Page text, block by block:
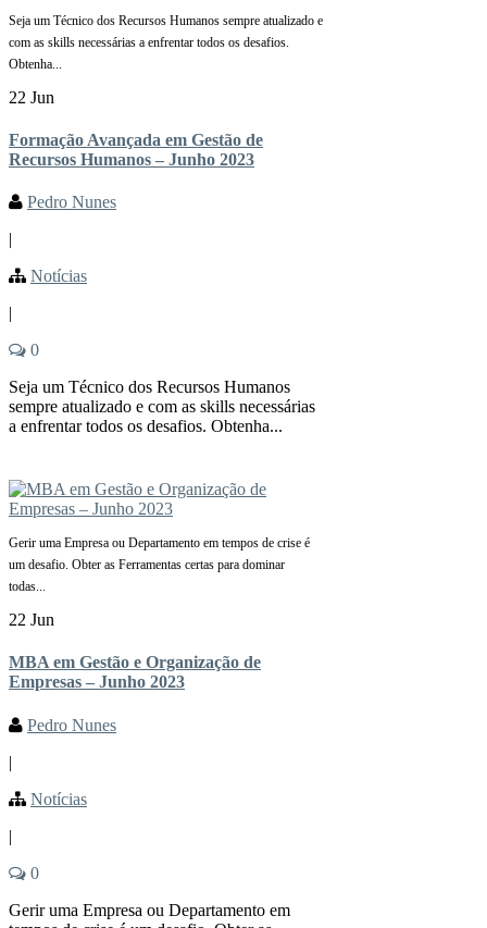
Seja um Técnico dos Recursos Humanos sempre atualizado e
com as skills necessárias a enfrentar todos os desafios.
Obtenha...
22 Jun
Formação Avançada em Gestão de
Recursos Humanos – Junho 2023
Pedro Nunes
|
Notícias
|
0
Seja um Técnico dos Recursos Humanos
sempre atualizado e com as skills necessárias
a enfrentar todos os desafios. Obtenha...
Gerir uma Empresa ou Departamento em tempos de crise é
um desafio. Obter as Ferramentas certas para dominar
todas...
22 Jun
MBA em Gestão e Organização de
Empresas – Junho 2023
Pedro Nunes
|
Notícias
|
0
Gerir uma Empresa ou Departamento em